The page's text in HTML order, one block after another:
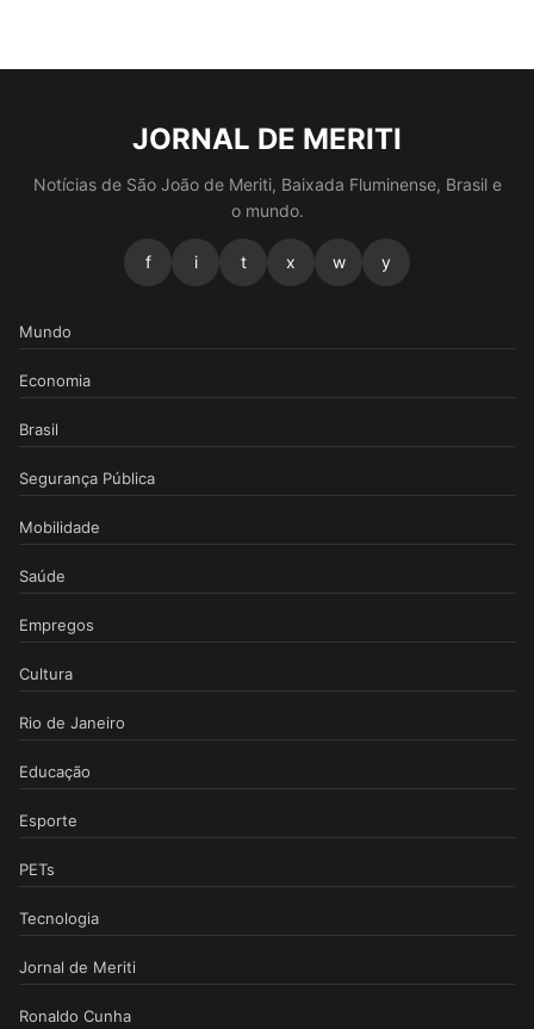
JORNAL DE MERITI
Notícias de São João de Meriti, Baixada Fluminense, Brasil e
o mundo.
f i t x w y
Mundo
Economia
Brasil
Segurança Pública
Mobilidade
Saúde
Empregos
Cultura
Rio de Janeiro
Educação
Esporte
PETs
Tecnologia
Jornal de Meriti
Ronaldo Cunha